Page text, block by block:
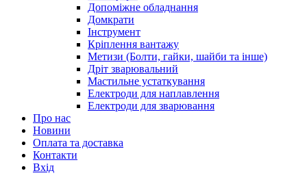
Допоміжне обладнання
Домкрати
Інструмент
Кріплення вантажу
Метизи (Болти, гайки, шайби та інше)
Дріт зварювальний
Мастильне устаткування
Електроди для наплавлення
Електроди для зварювання
Про нас
Новини
Оплата та доставка
Контакти
Вхiд